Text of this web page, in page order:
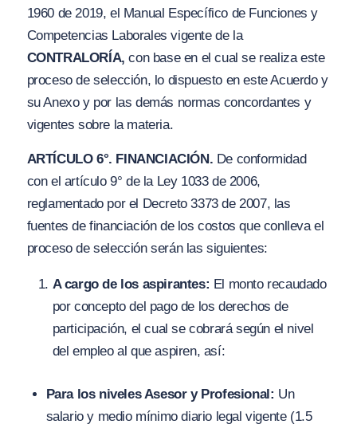
1960 de 2019, el Manual Específico de Funciones y
Competencias Laborales vigente de la
CONTRALORÍA,con base en el cual se realiza este
proceso de selección, lo dispuesto en este Acuerdo y
su Anexo y por las demás normas concordantes y
vigentes sobre la materia.
ARTÍCULO 6°. FINANCIACIÓN. De conformidad
con el artículo 9° de la Ley 1033 de 2006,
reglamentado por el Decreto 3373 de 2007, las
fuentes de financiación de los costos que conlleva el
proceso de selección serán las siguientes:
A cargo de los aspirantes: El monto recaudado
por concepto del pago de los derechos de
participación, el cual se cobrará según el nivel
del empleo al que aspiren, así:
Para los niveles Asesor y Profesional: Un
salario y medio mínimo diario legal vigente (1.5